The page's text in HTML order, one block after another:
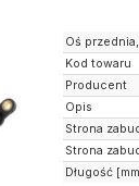
Oś
Kod towaru
Producent
Opis
Strona
Strona
Długość